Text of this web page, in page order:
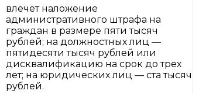
влечет наложение
административного штрафа на
граждан в размере пяти тысяч
рублей; на должностных лиц —
пятидесяти тысяч рублей или
дисквалификацию на срок до трех
лет; на юридических лиц — ста тысяч
рублей.